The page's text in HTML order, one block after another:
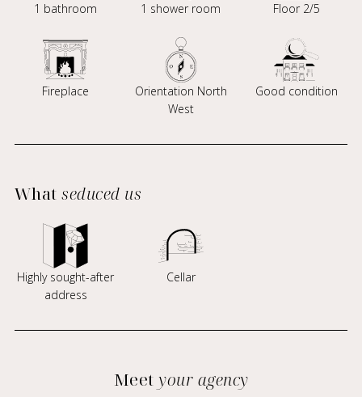
1 bathroom 1 shower room Floor 2/5
Fireplace
Orientation North
West
Good condition
Whatseduced us
Highly sought-after
address
Cellar
Meet your agency